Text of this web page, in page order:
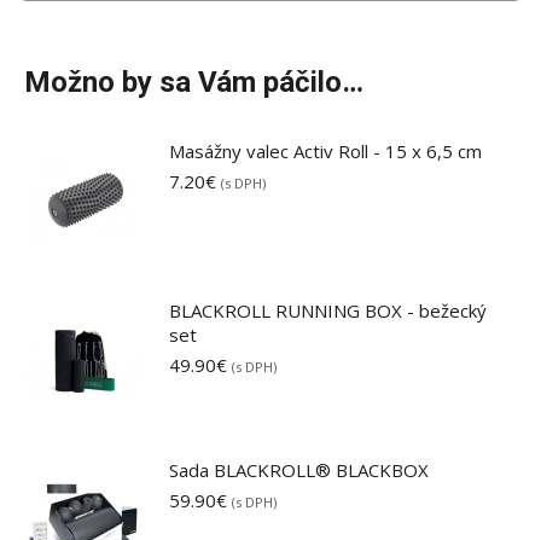
Možno by sa Vám páčilo…
Masážny valec Activ Roll - 15 x 6,5 cm
7.20€ (s DPH)
BLACKROLL RUNNING BOX - bežecký
set
49.90€ (s DPH)
Sada BLACKROLL® BLACKBOX
59.90€ (s DPH)